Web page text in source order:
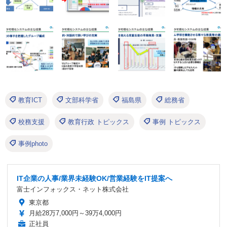
教育ICT 文部科学省 福島県 総務省
校務支援 教育行政 トピックス 事例 トピックス
事例photo
IT企業の人事/業界未経験OK/営業経験をIT提案へ
富士インフォックス・ネット株式会社
東京都
月給28万7,000円～39万4,000円
正社員